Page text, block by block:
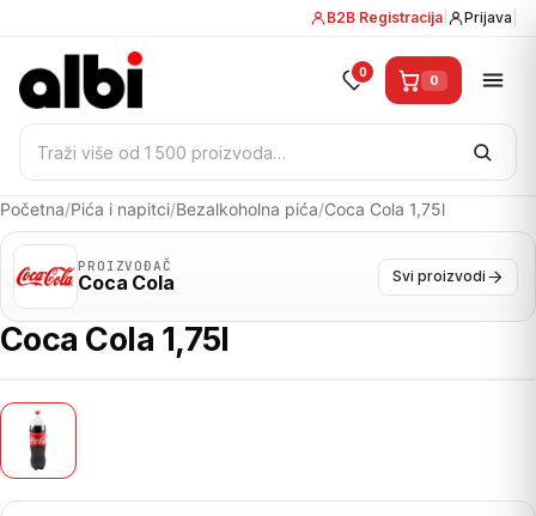
B2B Registracija Prijava
Pretraži:
0 0
Početna/Pića i napitci/Bezalkoholna pića/Coca Cola 1,75l
PROIZVOĐAČ
Coca Cola Svi proizvodi
Coca Cola 1,75l